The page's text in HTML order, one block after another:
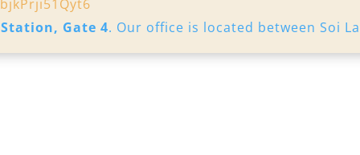
Gate 4. Our office is located between Soi